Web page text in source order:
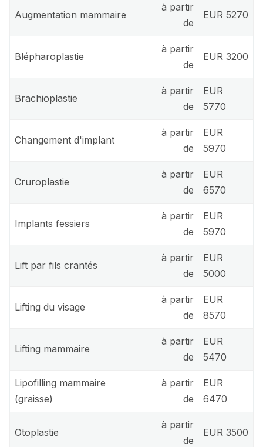
Augmentation mammaire
à partir
de
EUR 5270
Blépharoplastie
à partir
de
EUR 3200
Brachioplastie
à partir
de
EUR
5770
Changement d'implant
à partir
de
EUR
5970
Cruroplastie
à partir
de
EUR
6570
Implants fessiers
à partir
de
EUR
5970
Lift par fils crantés
à partir
de
EUR
5000
Lifting du visage
à partir
de
EUR
8570
Lifting mammaire
à partir
de
EUR
5470
Lipofilling mammaire
(graisse)
à partir
de
EUR
6470
Otoplastie
à partir
de
EUR 3500